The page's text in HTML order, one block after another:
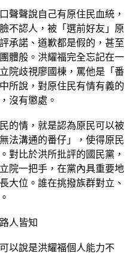
聲聲說自己有原住民血統，
不認人，被「選前好友」原
承諾、道歉都是假的，甚至
體般。洪耀福完全忘記在一
院歧視廖國棟，罵他是「番
所說，對原住民有情有義的
沒有懲處。
的情，就是認為原民可以被
法溝通的番仔」，使得原民
對比於洪所批評的國民黨，
院一把手，在黨內具重要地
大位。誰在挑撥族群對立、
人皆知
以說是洪耀福個人能力不